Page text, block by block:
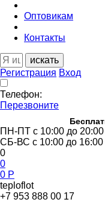
Оптовикам
Контакты
искать
Регистрация Вход
Телефон:
Перезвоните
ПН-ПТ с 10:00 до
СБ-ВС с 10:00 до
0
0
0 Р
teploflot
+7 953 888 00 17